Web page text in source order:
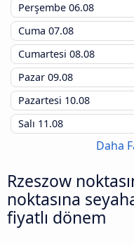
Perşembe 06.08
Cuma 07.08
Cumartesi 08.08
Pazar 09.08
Pazartesi 10.08
Salı 11.08
Daha
Rzeszow
noktasına
fiyatlı dönem